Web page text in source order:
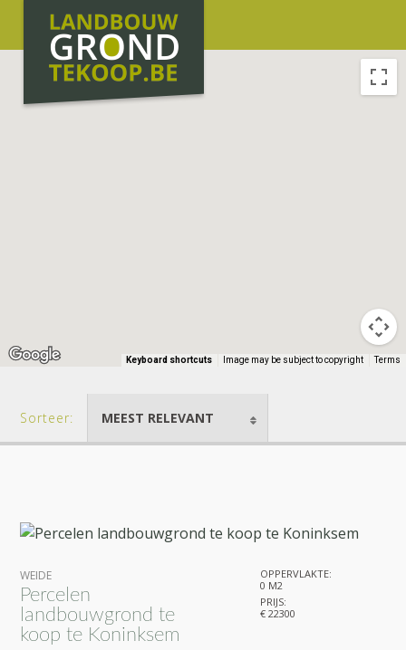
Keyboard shortcuts Image may be subject to copyright Terms
Sorteer: MEEST RELEVANT
WEIDE
Percelen
landbouwgrond te
koop te Koninksem
OPPERVLAKTE:
0 M2
PRIJS:
€ 22300